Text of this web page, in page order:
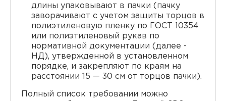
длины упаковывают в пачки (пачку
заворачивают с учетом защиты торцов в
полиэтиленовую пленку по ГОСТ 10354
или полиэтиленовый рукав по
нормативной документации (далее -
НД), утвержденной в установленном
порядке, и закрепляют по краям на
расстоянии 15 — 30 см от торцов пачки).
Полный список требовании можно